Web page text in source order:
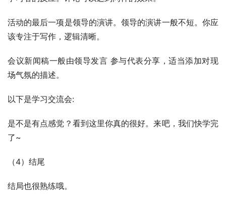
活动的最后一项是领导的演讲。领导的演讲一般不短。你应
该专注于写作，逻辑清晰。
会议新闻稿一般由领导发言 参与代表分享，适当添加对现
场气氛的描述。
以下是学习交流会:
是不是有点感觉？看到这里你真的很好。来吧，我们快学完
了~
（4）结尾
结局也很熟练哦。